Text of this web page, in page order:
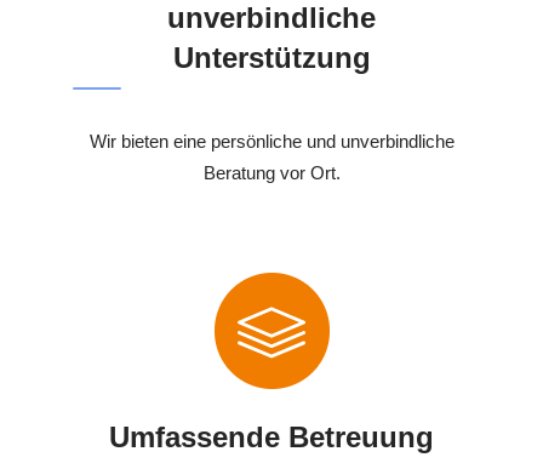
unverbindliche
Unterstützung
Wir bieten eine persönliche und unverbindliche
Beratung vor Ort.
Umfassende Betreuung